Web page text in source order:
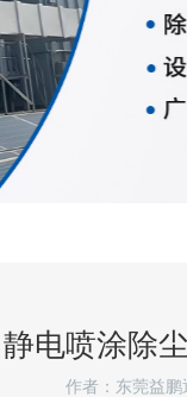
静电喷涂除
作者：东莞益鹏